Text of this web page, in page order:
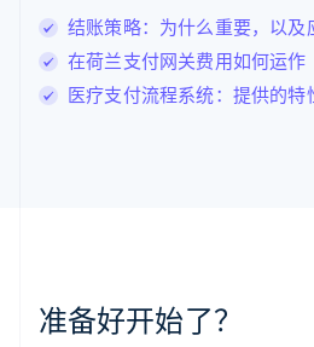
结账策略：为什么重要，以及
在荷兰支付网关费用如何运作
医疗支付流程系统：提供的
准备好开始了？
卢森堡
罗马尼亚
English
挪威